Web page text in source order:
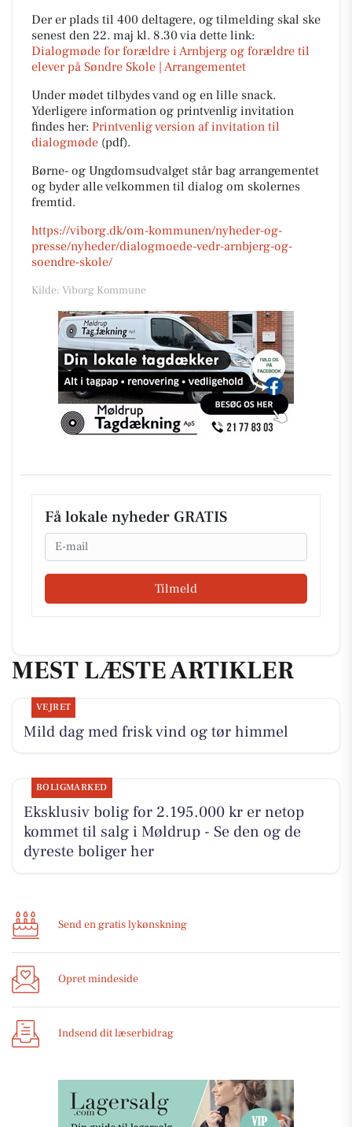
Der er plads til 400 deltagere, og tilmelding skal ske
senest den 22. maj kl. 8.30 via dette link:
Dialogmøde for forældre i Arnbjerg og forældre til
elever på Søndre Skole | Arrangementet
Under mødet tilbydes vand og en lille snack.
Yderligere information og printvenlig invitation
findes her: Printvenlig version af invitation til
dialogmøde (pdf).
Børne- og Ungdomsudvalget står bag arrangementet
og byder alle velkommen til dialog om skolernes
fremtid.
https://viborg.dk/om-kommunen/nyheder-og-
presse/nyheder/dialogmoede-vedr-arnbjerg-og-
soendre-skole/
Kilde: Viborg Kommune
Få lokale nyheder GRATIS
Email
Tilmeld
MEST LÆSTE ARTIKLER
VEJRET
Mild dag med frisk vind og tør himmel
BOLIGMARKED
Eksklusiv bolig for 2.195.000 kr er netop
kommet til salg i Møldrup - Se den og de
dyreste boliger her
Send en gratis lykønskning
Opret mindeside
Indsend dit læserbidrag